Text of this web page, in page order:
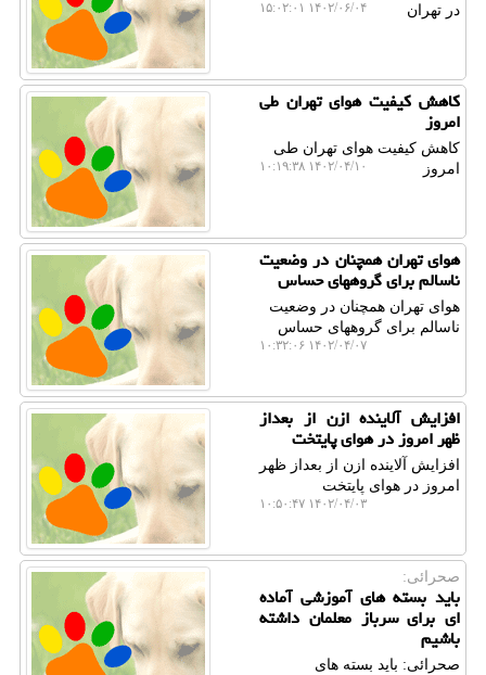
در تهران
۱۴۰۲/۰۶/۰۴ ۱۵:۰۲:۰۱
کاهش کیفیت هوای تهران طی
امروز
کاهش کیفیت هوای تهران طی
امروز
۱۴۰۲/۰۴/۱۰ ۱۰:۱۹:۳۸
هوای تهران همچنان در وضعیت
ناسالم برای گروههای حساس
هوای تهران همچنان در وضعیت
ناسالم برای گروههای حساس
۱۴۰۲/۰۴/۰۷ ۱۰:۳۲:۰۶
افزایش آلاینده ازن از بعداز
ظهر امروز در هوای پایتخت
افزایش آلاینده ازن از بعداز ظهر
امروز در هوای پایتخت
۱۴۰۲/۰۴/۰۳ ۱۰:۵۰:۴۷
صحرائی:
باید بسته های آموزشی آماده
ای برای سرباز معلمان داشته
باشیم
صحرائی: باید بسته های